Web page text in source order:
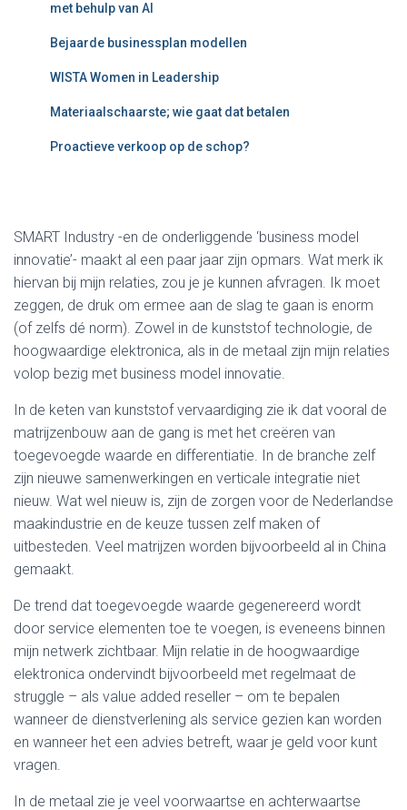
met behulp van AI
Bejaarde businessplan modellen
WISTA Women in Leadership
Materiaalschaarste; wie gaat dat betalen
Proactieve verkoop op de schop?
SMART Industry -en de onderliggende ‘business model
innovatie’- maakt al een paar jaar zijn opmars. Wat merk ik
hiervan bij mijn relaties, zou je je kunnen afvragen. Ik moet
zeggen, de druk om ermee aan de slag te gaan is enorm
(of zelfs dé norm). Zowel in de kunststof technologie, de
hoogwaardige elektronica, als in de metaal zijn mijn relaties
volop bezig met business model innovatie.
In de keten van kunststof vervaardiging zie ik dat vooral de
matrijzenbouw aan de gang is met het creëren van
toegevoegde waarde en differentiatie. In de branche zelf
zijn nieuwe samenwerkingen en verticale integratie niet
nieuw. Wat wel nieuw is, zijn de zorgen voor de Nederlandse
maakindustrie en de keuze tussen zelf maken of
uitbesteden. Veel matrijzen worden bijvoorbeeld al in China
gemaakt.
De trend dat toegevoegde waarde gegenereerd wordt
door service elementen toe te voegen, is eveneens binnen
mijn netwerk zichtbaar. Mijn relatie in de hoogwaardige
elektronica ondervindt bijvoorbeeld met regelmaat de
struggle – als value added reseller – om te bepalen
wanneer de dienstverlening als service gezien kan worden
en wanneer het een advies betreft, waar je geld voor kunt
vragen.
In de metaal zie je veel voorwaartse en achterwaartse